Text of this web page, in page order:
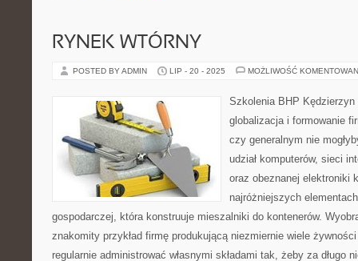
RYNEK WTÓRNY
POSTED BY ADMIN LIP - 20 - 2025 MOŻLIWOŚĆ
Szkolenia BHP
globalizacja i formowanie
czy generalnym nie
udział komputerów, sieci
oraz obeznanej elektroniki
najróżniejszych
gospodarczej, która konstruuje mieszalniki do kontenerów.
znakomity przykład firmę produkującą niezmiernie wiele
regularnie administrować własnymi składami tak, żeby za długo